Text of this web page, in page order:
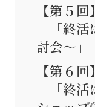
【第５
「終活
討会～」
【第６
「終活